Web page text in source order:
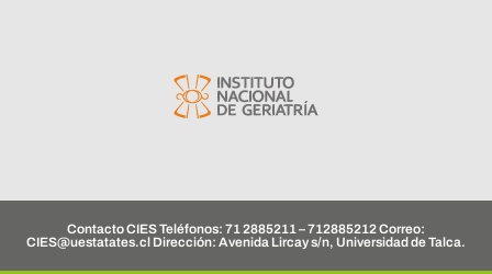
Contacto CIES Teléfonos: 71 2885211 – 712885212 Correo:
CIES@uestatates.cl Dirección: Avenida Lircay s/n, Universidad de Talca.